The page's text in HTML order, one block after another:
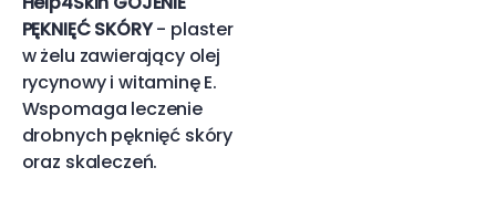
PĘKNIĘĆ SKÓRY- plaster
w żelu zawierający olej
rycynowy i witaminę E.
Wspomaga leczenie
drobnych pęknięć skóry
oraz skaleczeń.